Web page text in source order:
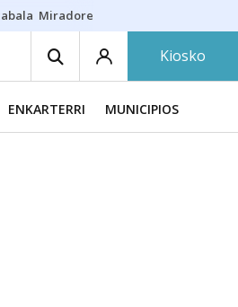
Miradores en Bilbao
Kiosko
ENKARTERRI MUNICIPIOS